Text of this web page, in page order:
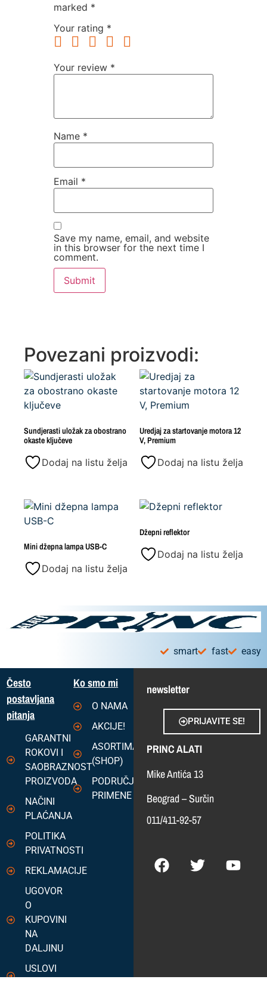
marked *
Your rating *
Your review *
Name *
Email *
Save my name, email, and website
in this browser for the next time I
comment.
Povezani proizvodi:
Sundjerasti uložak za obostrano
okaste ključeve
Dodaj na listu želja
Uredjaj za startovanje motora 12
V, Premium
Dodaj na listu želja
Mini džepna lampa USB-C
Dodaj na listu želja
Džepni reflektor
Dodaj na listu želja
smart fast easy
Često
postavljana
pitanja
GARANTNI
ROKOVI I
SAOBRAZNOST
PROIZVODA
NAČINI
PLAĆANJA
POLITIKA
PRIVATNOSTI
REKLAMACIJE
UGOVOR
O
KUPOVINI
NA
DALJINU
USLOVI
Ko smo mi
O NAMA
AKCIJE!
ASORTIMAN
(SHOP)
PODRUČJA
PRIMENE
newsletter
PRIJAVITE SE!
PRINC ALATI
Mike Antića 13
Beograd – Surčin
011/411-92-57